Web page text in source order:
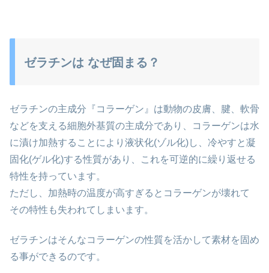
ゼラチンは なぜ固まる？
ゼラチンの主成分『コラーゲン』は動物の皮膚、腱、軟骨
などを支える細胞外基質の主成分であり、コラーゲンは水
に漬け加熱することにより液状化(ゾル化)し、冷やすと凝
固化(ゲル化)する性質があり、これを可逆的に繰り返せる
特性を持っています。
ただし、加熱時の温度が高すぎるとコラーゲンが壊れて
その特性も失われてしまいます。
ゼラチンはそんなコラーゲンの性質を活かして素材を固め
る事ができるのです。